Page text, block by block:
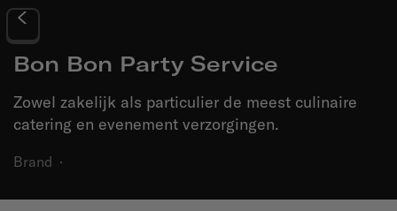
Bon Bon Party Service
Zowel zakelijk als particulier de meest culinaire
catering en evenement verzorgingen.
Brand ·